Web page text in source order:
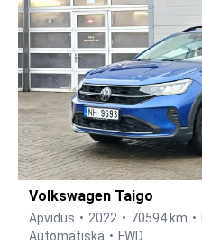
Volkswagen Taigo
Apvidus 2022 70594 km
Automātiskā
FWD